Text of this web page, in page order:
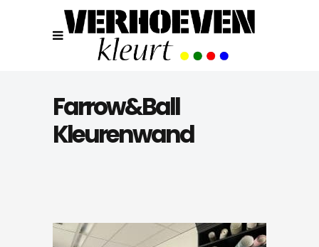
Farrow&Ball
Kleurenwand